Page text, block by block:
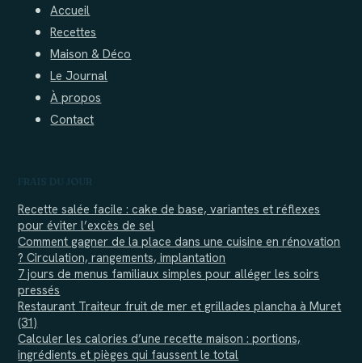
Accueil
Recettes
Maison & Déco
Le Journal
À propos
Contact
Recette salée facile : cake de base, variantes et réflexes
pour éviter l’excès de sel
Comment gagner de la place dans une cuisine en rénovation
? Circulation, rangements, implantation
7 jours de menus familiaux simples pour alléger les soirs
pressés
Restaurant Traiteur fruit de mer et grillades plancha à Muret
(31)
Calculer les calories d’une recette maison : portions,
ingrédients et pièges qui faussent le total